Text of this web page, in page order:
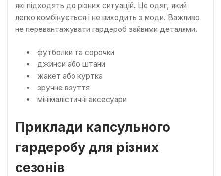
які підходять до різних ситуацій. Це одяг, який
легко комбінується і не виходить з моди. Важливо
не перевантажувати гардероб зайвими деталями.
футболки та сорочки
джинси або штани
жакет або куртка
зручне взуття
мінімалістичні аксесуари
Приклади капсульного
гардеробу для різних
сезонів